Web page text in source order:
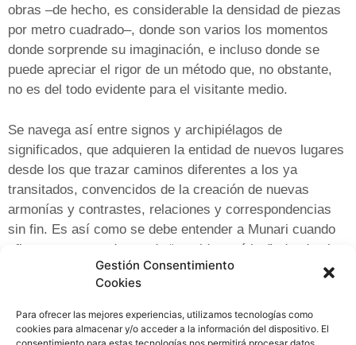
Gestión Consentimiento
Cookies
Para ofrecer las mejores experiencias, utilizamos tecnologías como
cookies para almacenar y/o acceder a la información del dispositivo. El
obras –de hecho, es considerable la densidad de piezas
por metro cuadrado–, donde son varios los momentos
donde sorprende su imaginación, e incluso donde se
puede apreciar el rigor de un método que, no obstante,
no es del todo evidente para el visitante medio.
Se navega así entre signos y archipiélagos de
significados, que adquieren la entidad de nuevos lugares
desde los que trazar caminos diferentes a los ya
transitados, convencidos de la creación de nuevas
armonías y contrastes, relaciones y correspondencias
sin fin. Es así como se debe entender a Munari cuando
afirma ser un productor de “sentido estético”, donde el
arte es juego, algo que deriva hacia la articulación
compartida de una sugerente constelación de
combinaciones. En definitiva, cada obra de Munari es un
sistema de sistemas, una estimulante enciclopedia